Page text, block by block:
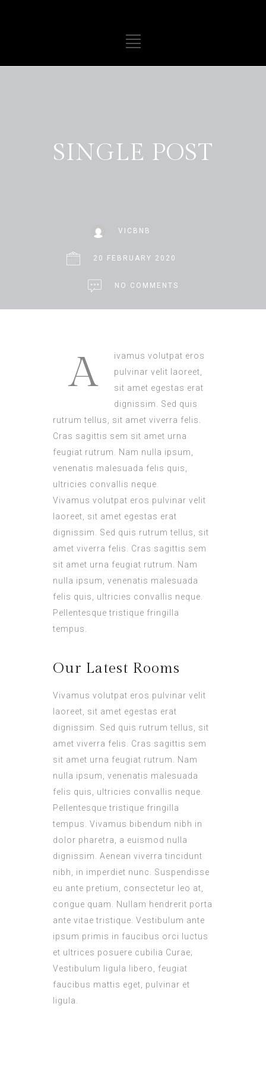
SINGLE POST
VICBNB
20 FEBRUARY 2020
NO COMMENTS
A
ivamus volutpat eros
pulvinar velit laoreet,
sit amet egestas erat
dignissim. Sed quis
rutrum tellus, sit amet viverra felis.
Cras sagittis sem sit amet urna
feugiat rutrum. Nam nulla ipsum,
venenatis malesuada felis quis,
ultricies convallis neque.
Vivamus volutpat eros pulvinar velit
laoreet, sit amet egestas erat
dignissim. Sed quis rutrum tellus, sit
amet viverra felis. Cras sagittis sem
sit amet urna feugiat rutrum. Nam
nulla ipsum, venenatis malesuada
felis quis, ultricies convallis neque.
Pellentesque tristique fringilla
tempus.
Our Latest Rooms
Vivamus volutpat eros pulvinar velit
laoreet, sit amet egestas erat
dignissim. Sed quis rutrum tellus, sit
amet viverra felis. Cras sagittis sem
sit amet urna feugiat rutrum. Nam
nulla ipsum, venenatis malesuada
felis quis, ultricies convallis neque.
Pellentesque tristique fringilla
tempus. Vivamus bibendum nibh in
dolor pharetra, a euismod nulla
dignissim. Aenean viverra tincidunt
nibh, in imperdiet nunc. Suspendisse
eu ante pretium, consectetur leo at,
congue quam. Nullam hendrerit porta
ante vitae tristique. Vestibulum ante
ipsum primis in faucibus orci luctus
et ultrices posuere cubilia Curae;
Vestibulum ligula libero, feugiat
faucibus mattis eget, pulvinar et
ligula.